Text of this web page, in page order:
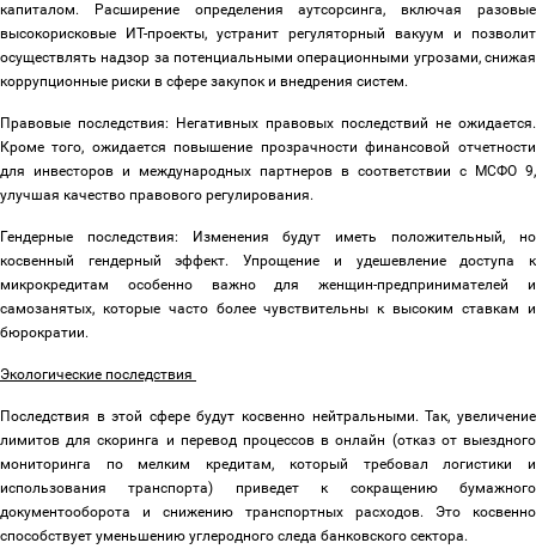
капиталом. Расширение определения аутсорсинга, включая разовые
высокорисковые ИТ-проекты, устранит регуляторный вакуум и позволит
осуществлять надзор за потенциальными операционными угрозами, снижая
коррупционные риски в сфере закупок и внедрения систем.
Правовые последствия: Негативных правовых последствий не ожидается.
Кроме того, ожидается повышение прозрачности финансовой отчетности
для инвесторов и международных партнеров в соответствии с МСФО 9,
улучшая качество правового регулирования.
Гендерные последствия: Изменения будут иметь положительный, но
косвенный гендерный эффект. Упрощение и удешевление доступа к
микрокредитам особенно важно для женщин-предпринимателей и
самозанятых, которые часто более чувствительны к высоким ставкам и
бюрократии.
Экологические последствия
Последствия в этой сфере будут косвенно нейтральными. Так, увеличение
лимитов для скоринга и перевод процессов в онлайн (отказ от выездного
мониторинга по мелким кредитам, который требовал логистики и
использования транспорта) приведет к сокращению бумажного
документооборота и снижению транспортных расходов. Это косвенно
способствует уменьшению углеродного следа банковского сектора.